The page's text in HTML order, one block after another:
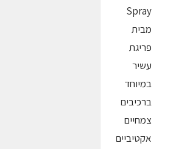
Spray
מבית
פריגת
עשיר
במיוחד
ברכיבים
צמחיים
אקטיביים